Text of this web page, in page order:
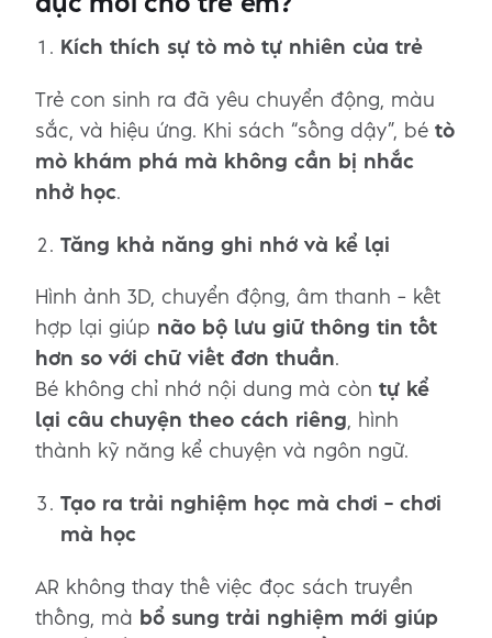
Kích thích sự tò mò tự nhiên của trẻ
Trẻ con sinh ra đã yêu chuyển động, màu
sắc, và hiệu ứng. Khi sách “sống dậy”, bé tò
mò khám phá mà không cần bị nhắc
nhở học.
Tăng khả năng ghi nhớ và kể lại
Hình ảnh 3D, chuyển động, âm thanh – kết
hợp lại giúp não bộ lưu giữ thông tin tốt
hơn so với chữ viết đơn thuần.
Bé không chỉ nhớ nội dung mà còn tự kể
lại câu chuyện theo cách riêng, hình
thành kỹ năng kể chuyện và ngôn ngữ.
Tạo ra trải nghiệm học mà chơi – chơi
mà học
AR không thay thế việc đọc sách truyền
thống, mà
bổ sung trải nghiệm mới giúp